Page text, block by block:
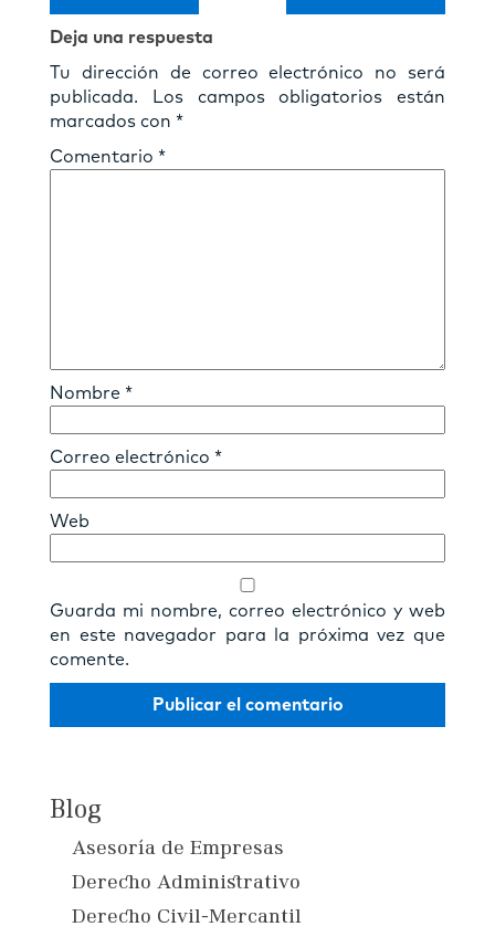
Deja una respuesta
Tu dirección de correo electrónico no será
publicada.
Los campos obligatorios están
marcados con *
Comentario *
Nombre *
Correo electrónico *
Web
Guarda mi nombre, correo electrónico y web
en este navegador para la próxima vez que
comente.
Blog
Asesoría de Empresas
Derecho Administrativo
Derecho Civil-Mercantil